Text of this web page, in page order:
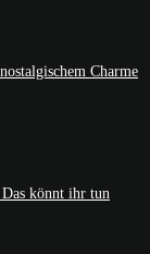
Charme
könnt ihr tun